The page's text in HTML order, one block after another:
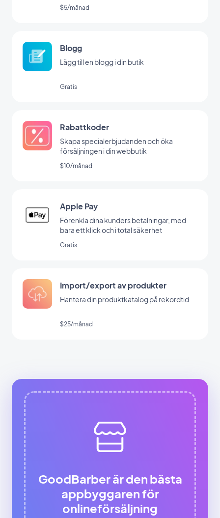
$5/månad
Blogg
Lägg till en blogg i din butik
Gratis
Rabattkoder
Skapa specialerbjudanden och öka
försäljningen i din webbutik
$10/månad
Apple Pay
Förenkla dina kunders betalningar, med
bara ett klick och i total säkerhet
Gratis
Import/export av produkter
Hantera din produktkatalog på rekordtid
$25/månad
GoodBarber är den bästa
appbyggaren för
onlineförsäljning